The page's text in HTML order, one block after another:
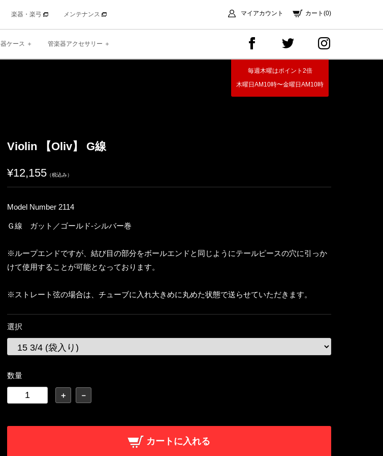
楽器・楽弓 メンテナンス マイアカウント カート(0)
ケース 管楽器アクセサリー
毎週木曜はポイント2倍
木曜日AM10時〜金曜日AM10時
Violin 【Oliv】 G線
¥12,155（税込み）
Model Number 2114
Ｇ線 ガット／ゴールド‐シルバー巻
※ループエンドですが、結び目の部分をボールエンドと同じようにテールピースの穴に引っか
けて使用することが可能となっております。
※ストレート弦の場合は、チューブに入れ大きめに丸めた状態で送らせていただきます。
選択
数量
＋ －
カートに入れる